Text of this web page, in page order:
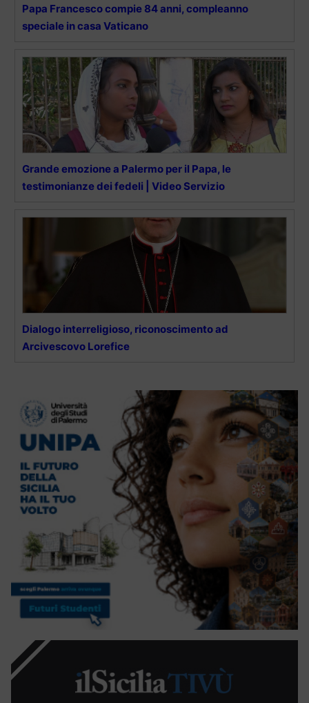
Papa Francesco compie 84 anni, compleanno
speciale in casa Vaticano
Grande emozione a Palermo per il Papa, le
testimonianze dei fedeli | Video Servizio
Dialogo interreligioso, riconoscimento ad
Arcivescovo Lorefice